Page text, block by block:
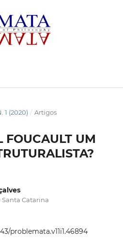
1 (2020) / Artigos
FOUCAULT UM
Catarina
problemata.v11i1.46894